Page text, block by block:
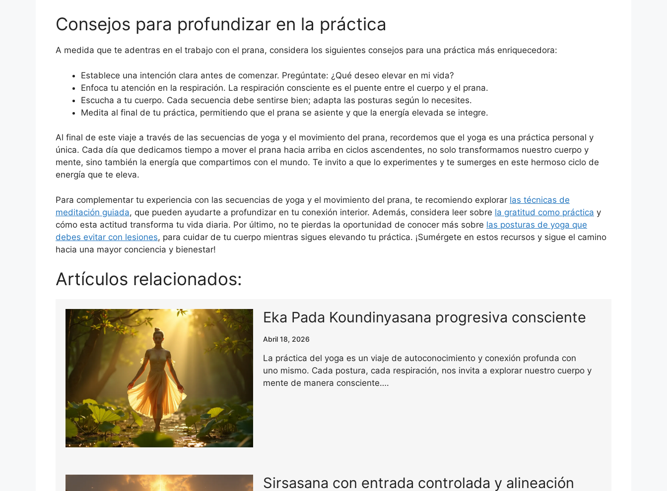
Consejos para profundizar en la práctica
A medida que te adentras en el trabajo con el prana, considera los siguientes consejos para una práctica más enriquecedora:
Establece una intención clara antes de comenzar. Pregúntate: ¿Qué deseo elevar en mi vida?
Enfoca tu atención en la respiración. La respiración consciente es el puente entre el cuerpo y el prana.
Escucha a tu cuerpo. Cada secuencia debe sentirse bien; adapta las posturas según lo necesites.
Medita al final de tu práctica, permitiendo que el prana se asiente y que la energía elevada se integre.
Al final de este viaje a través de las secuencias de yoga y el movimiento del prana, recordemos que el yoga es una práctica personal y
única. Cada día que dedicamos tiempo a mover el prana hacia arriba en ciclos ascendentes, no solo transformamos nuestro cuerpo y
mente, sino también la energía que compartimos con el mundo. Te invito a que lo experimentes y te sumerges en este hermoso ciclo de
energía que te eleva.
Para complementar tu experiencia con las secuencias de yoga y el movimiento del prana, te recomiendo explorar las técnicas de
meditación guiada, que pueden ayudarte a profundizar en tu conexión interior. Además, considera leer sobre la gratitud como práctica y
cómo esta actitud transforma tu vida diaria. Por último, no te pierdas la oportunidad de conocer más sobre las posturas de yoga que
debes evitar con lesiones, para cuidar de tu cuerpo mientras sigues elevando tu práctica. ¡Sumérgete en estos recursos y sigue el camino
hacia una mayor conciencia y bienestar!
Artículos relacionados:
Eka Pada Koundinyasana progresiva consciente
Abril 18, 2026
La práctica del yoga es un viaje de autoconocimiento y conexión profunda con
uno mismo. Cada postura, cada respiración, nos invita a explorar nuestro cuerpo y
mente de manera consciente….
Sirsasana con entrada controlada y alineación